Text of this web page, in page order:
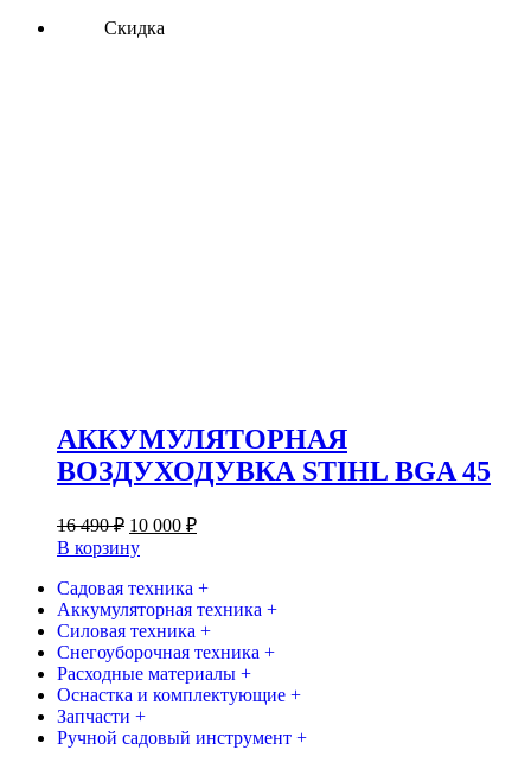
Скидка
АККУМУЛЯТОРНАЯ
ВОЗДУХОДУВКА STIHL BGA 45
16 490₽ Первоначальная
цена
составляла
16
490 ₽.
10 000 ₽Текущая
000 ₽.
В корзину
Садовая техника +
Аккумуляторная техника +
Силовая техника +
Снегоуборочная техника +
Расходные материалы +
Оснастка и комплектующие +
Запчасти +
Ручной садовый инструмент +